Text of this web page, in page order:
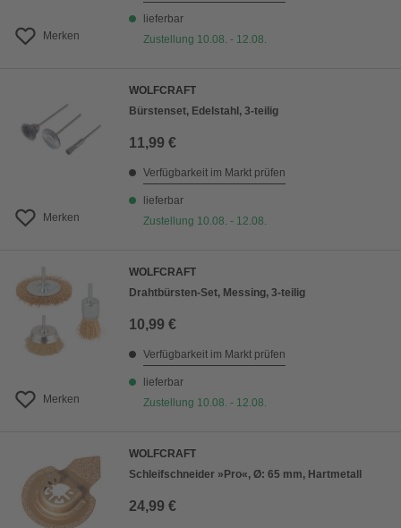
Merken
lieferbar
Zustellung 10.08. - 12.08.
Merken
WOLFCRAFT
Bürstenset, Edelstahl, 3-teilig
11,99 €
Verfügbarkeit im Markt prüfen
lieferbar
Zustellung 10.08. - 12.08.
Merken
WOLFCRAFT
Drahtbürsten-Set, Messing, 3-teilig
10,99 €
Verfügbarkeit im Markt prüfen
lieferbar
Zustellung 10.08. - 12.08.
WOLFCRAFT
Schleifschneider »Pro«, Ø: 65 mm, Hartmetall
24,99 €